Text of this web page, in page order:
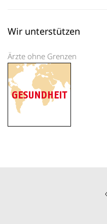
Wir unterstützen
Ärzte ohne Grenzen